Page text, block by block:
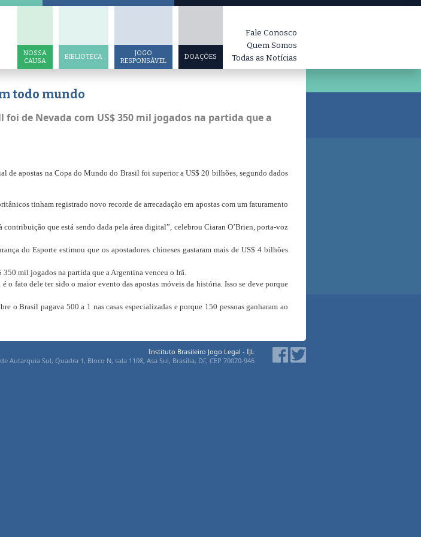
Fale Conosco
Quem Somos
Todas as Notícias
DOAÇÕES
JOGO
RESPONSÁVEL
BIBLIOTECA
NOSSA
CAUSA
todo mundo
de Nevada com US$ 350 mil jogados na partida que a
de apostas na Copa do Mundo do Brasil foi superior a US$ 20 bilhões, segundo dados
tinham registrado novo recorde de arrecadação em apostas com um faturamento
contribuição que está sendo dada pela área digital”, celebrou Ciaran O’Brien, porta-voz
do Esporte estimou que os apostadores chineses gastaram mais de US$ 4 bilhões
mil jogados na partida que a Argentina venceu o Irã.
o fato dele ter sido o maior evento das apostas móveis da história. Isso se deve porque
o Brasil pagava 500 a 1 nas casas especializadas e porque 150 pessoas ganharam ao
Instituto Brasileiro Jogo Legal - IJL
Autarquia Sul, Quadra 1, Bloco N, sala 1108, Asa Sul, Brasília, DF, CEP 70070-946